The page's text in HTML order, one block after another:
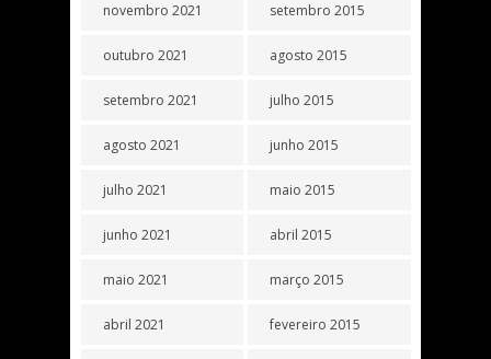
novembro 2021
outubro 2021
setembro 2021
agosto 2021
julho 2021
junho 2021
maio 2021
abril 2021
setembro 2015
agosto 2015
julho 2015
junho 2015
maio 2015
abril 2015
março 2015
fevereiro 2015